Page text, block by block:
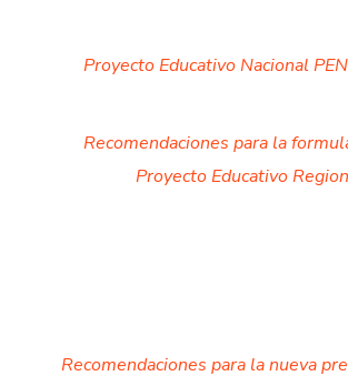
Proyecto Educativo Nacional
Recomendaciones para la
Proyecto Educativo
Recomendaciones para la nueva